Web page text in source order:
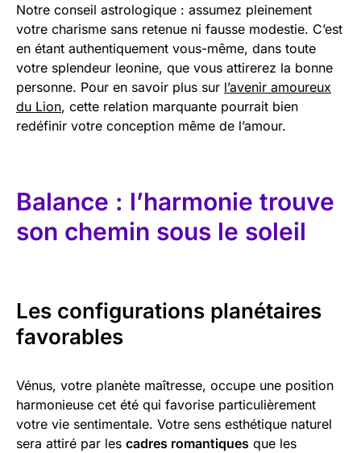
Notre conseil astrologique : assumez pleinement
votre charisme sans retenue ni fausse modestie. C’est
en étant authentiquement vous-même, dans toute
votre splendeur leonine, que vous attirerez la bonne
personne. Pour en savoir plus sur l’avenir amoureux
du Lion, cette relation marquante pourrait bien
redéfinir votre conception même de l’amour.
Balance : l’harmonie trouve
son chemin sous le soleil
Les configurations planétaires
favorables
Vénus, votre planète maîtresse, occupe une position
harmonieuse cet été qui favorise particulièrement
votre vie sentimentale. Votre sens esthétique naturel
sera attiré par les cadres romantiques que les